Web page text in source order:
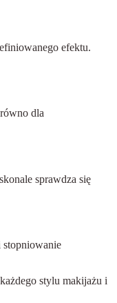
efektu.
dla
sprawdza się
stopniowanie
stylu makijażu i